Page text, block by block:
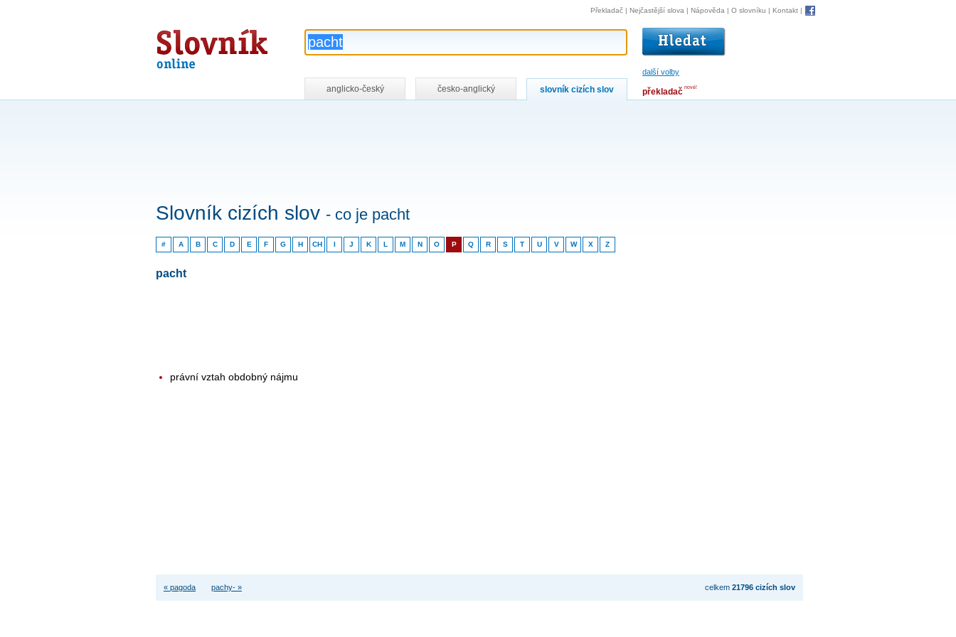
Slovník
online
další volby
Překladač | Nejčastější slova | Nápověda | O slovníku | Kontakt |
anglicko-český česko-anglický slovník cizích slov překladač nové!
Slovník cizích slov - co je pacht
# A B C D E F G H CH I J K L M N O P Q R S T U V W X Z
pacht
právní vztah obdobný nájmu
celkem 21796 cizích slov
« pagoda pachy- »